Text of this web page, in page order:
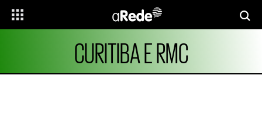
CURITIBA E RMC